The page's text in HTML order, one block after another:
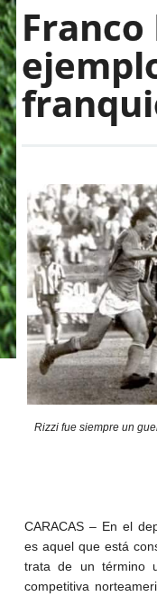
Franco
Rizzi fue siempre un
CARACAS – En el
es aquel que está
trata de un término
competitiva